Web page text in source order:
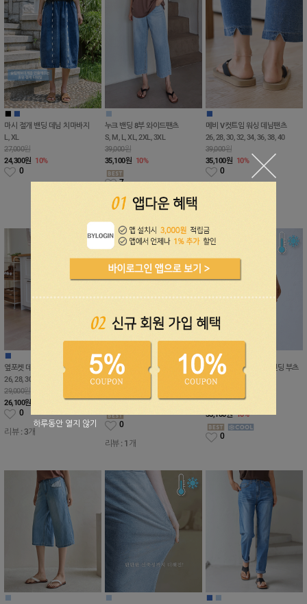
■ ■
마시 절개 밴딩 데님 치마바지
L, XL
27,000원
24,300원 10%
0
■
누크 밴딩 8부 와이드팬츠
S, M, L, XL, 2XL, 3XL
39,000원
35,100원 10%
7
리뷰 : 8개
■
메비 V컷트임 워싱 데님팬츠
26, 28, 30, 32, 34, 36, 38, 40
39,000원
35,100원 10%
0
■
옆포켓 데님 밴딩 여유 배기팬츠
26, 28, 30, 32, 34, 36, 38, 40
29,000원
26,100원
0
리뷰 : 3개
■ ■
세븐즈 7부 데님 밴딩 버뮤다팬츠
S, M, L, XL, 2XL, 3XL
35,100원 10%
0
리뷰 : 1개
■
플레이어 에어 쿨 데님 밴딩 부츠
컷팬츠
39,000원
35,100원 10%
0
■ ■ ■ ■
하루동안 열지 않기